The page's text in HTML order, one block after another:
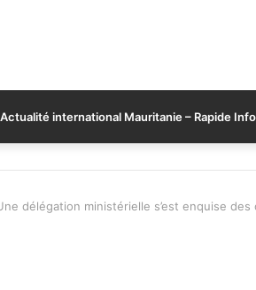
Actualité international Mauritanie – Rapide Info
délégation ministérielle s’est enquise